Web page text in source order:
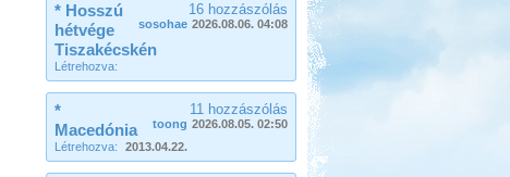
16 hozzászólás
sosohae 2026.08.06. 04:08
* Hosszú
hétvége
Tiszakécskén
Létrehozva:
11 hozzászólás
toong 2026.08.05. 02:50
*
Macedónia
Létrehozva: 2013.04.22.